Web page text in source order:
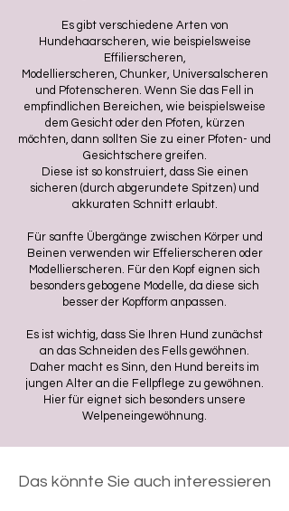
Es gibt verschiedene Arten von
Hundehaarscheren, wie beispielsweise
Effilierscheren,
Modellierscheren, Chunker, Universalscheren
und Pfotenscheren. Wenn Sie das Fell in
empfindlichen Bereichen, wie beispielsweise
dem Gesicht oder den Pfoten, kürzen
möchten, dann sollten Sie zu einer Pfoten- und
Gesichtschere greifen.
Diese ist so konstruiert, dass Sie einen
sicheren (durch abgerundete Spitzen) und
akkuraten Schnitt erlaubt.
Für sanfte Übergänge zwischen Körper und
Beinen verwenden wir Effelierscheren oder
Modellierscheren. Für den Kopf eignen sich
besonders gebogene Modelle, da diese sich
besser der Kopfform anpassen.
Es ist wichtig, dass Sie Ihren Hund zunächst
an das Schneiden des Fells gewöhnen.
Daher macht es Sinn, den Hund bereits im
jungen Alter an die Fellpflege zu gewöhnen.
Hier für eignet sich besonders unsere
Welpeneingewöhnung.
Das könnte Sie auch interessieren